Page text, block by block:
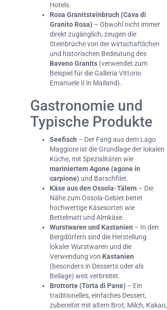
Hotels.
Rosa Granitsteinbruch (Cava di
Granito Rosa) – Obwohl nicht immer
direkt zugänglich, zeugen die
Steinbrüche von der wirtschaftlichen
und historischen Bedeutung des
Baveno Granits (verwendet zum
Beispiel für die Galleria Vittorio
Emanuele II in Mailand).
Gastronomie und
Typische Produkte
Seefisch – Der Fang aus dem Lago
Maggiore ist die Grundlage der lokalen
Küche, mit Spezialitäten wie
mariniertem Agone (agone in
carpione) und Barschfilet.
Käse aus den Ossola-Tälern – Die
Nähe zum Ossola-Gebiet bietet
hochwertige Käsesorten wie
Bettelmatt und Almkäse.
Wurstwaren und Kastanien – In den
Bergdörfern sind die Herstellung
lokaler Wurstwaren und die
Verwendung von Kastanien
(besonders in Desserts oder als
Beilage) weit verbreitet.
Brottorte (Torta di Pane) – Ein
traditionelles, einfaches Dessert,
zubereitet mit altem Brot, Milch, Kakao,